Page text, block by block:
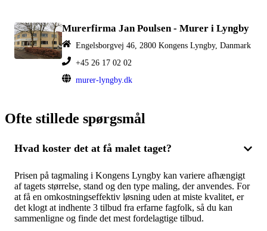
Murerfirma Jan Poulsen - Murer i Lyngby
Engelsborgvej 46, 2800 Kongens Lyngby, Danmark
+45 26 17 02 02
murer-lyngby.dk
Ofte stillede spørgsmål
Hvad koster det at få malet taget?
Prisen på tagmaling i Kongens Lyngby kan variere afhængigt
af tagets størrelse, stand og den type maling, der anvendes. For
at få en omkostningseffektiv løsning uden at miste kvalitet, er
det klogt at indhente 3 tilbud fra erfarne fagfolk, så du kan
sammenligne og finde det mest fordelagtige tilbud.